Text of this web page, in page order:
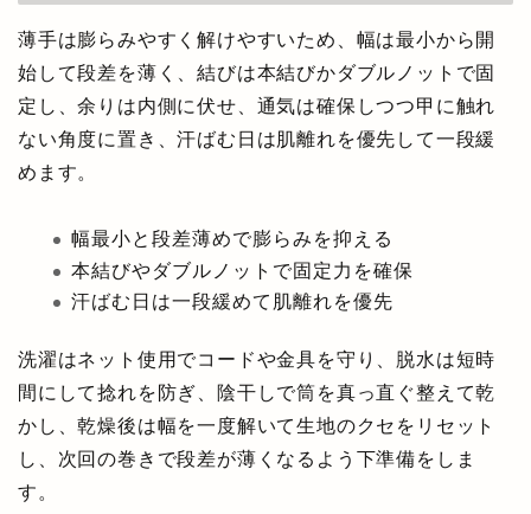
薄手は膨らみやすく解けやすいため、幅は最小から開
始して段差を薄く、結びは本結びかダブルノットで固
定し、余りは内側に伏せ、通気は確保しつつ甲に触れ
ない角度に置き、汗ばむ日は肌離れを優先して一段緩
めます。
幅最小と段差薄めで膨らみを抑える
本結びやダブルノットで固定力を確保
汗ばむ日は一段緩めて肌離れを優先
洗濯はネット使用でコードや金具を守り、脱水は短時
間にして捻れを防ぎ、陰干しで筒を真っ直ぐ整えて乾
かし、乾燥後は幅を一度解いて生地のクセをリセット
し、次回の巻きで段差が薄くなるよう下準備をしま
す。